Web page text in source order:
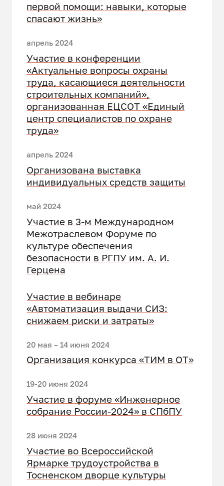
первой помощи: навыки, которые
спасают жизнь»
апрель 2024
Участие в конференции
«Актуальные вопросы охраны
труда, касающиеся деятельности
строительных компаний»,
организованная ЕЦСОТ «Единый
центр специалистов по охране
труда»
апрель 2024
Организована выставка
индивидуальных средств защиты
май 2024
Участие в 3-м Международном
Межотраслевом Форуме по
культуре обеспечения
безопасности в РГПУ им. А. И.
Герцена
Участие в вебинаре
«Автоматизация выдачи СИЗ:
снижаем риски и затраты»
20 мая – 14 июня 2024
Организация конкурса «ТИМ в ОТ»
19-20 июня 2024
Участие в форуме «Инженерное
собрание России-2024» в СПбПУ
28 июня 2024
Участие во Всероссийской
Ярмарке трудоустройства в
Тосненском дворце культуры